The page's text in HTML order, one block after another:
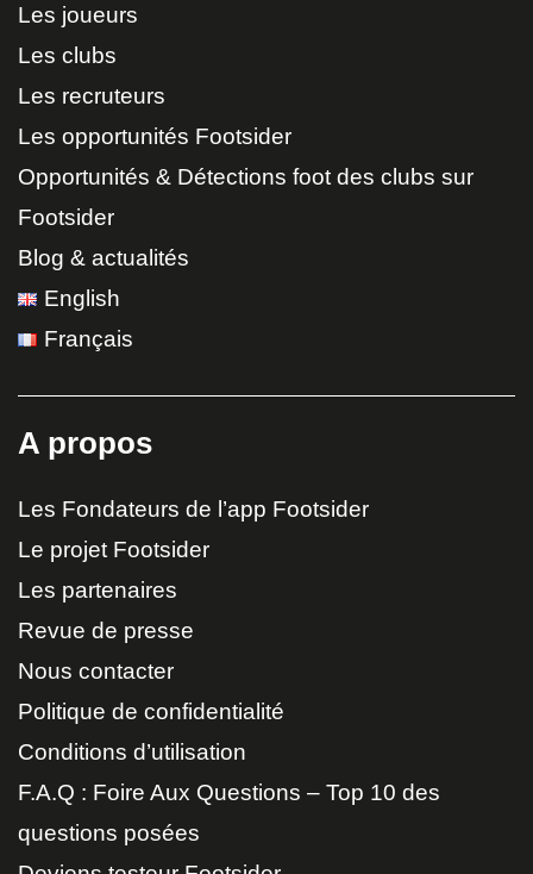
Les joueurs
Les clubs
Les recruteurs
Les opportunités Footsider
Opportunités & Détections foot des clubs sur
Footsider
Blog & actualités
English
Français
A propos
Les Fondateurs de l’app Footsider
Le projet Footsider
Les partenaires
Revue de presse
Nous contacter
Politique de confidentialité
Conditions d’utilisation
F.A.Q : Foire Aux Questions – Top 10 des
questions posées